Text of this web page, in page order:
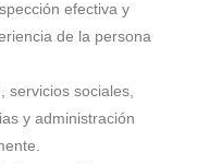
efectiva y
de la persona
servicios sociales,
y administración